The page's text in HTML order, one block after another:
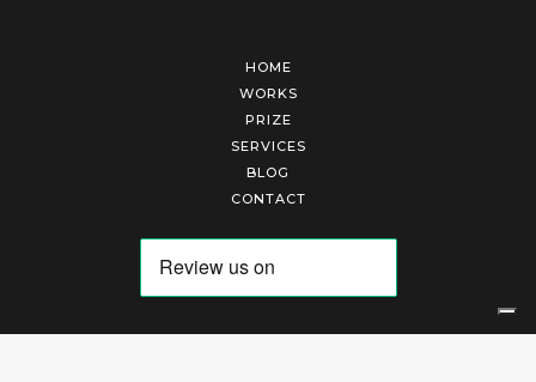
HOME
WORKS
PRIZE
SERVICES
BLOG
CONTACT
Arte Laguna Srl | P.I. 03845370265 | REA 303184 |Cookies Policy|Privacy Policy